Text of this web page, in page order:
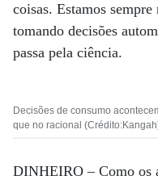
coisas. Estamos
tomando decisões
passa pela ciência.
Decisões de consumo
que no racional
DINHEIRO –Como os